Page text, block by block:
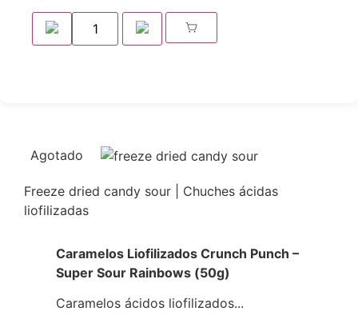
Agotado
Freeze dried candy sour | Chuches ácidas
liofilizadas
Caramelos Liofilizados Crunch Punch –
Super Sour Rainbows (50g)
Caramelos ácidos liofilizados...